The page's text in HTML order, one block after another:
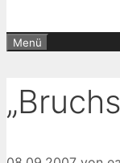
Menü